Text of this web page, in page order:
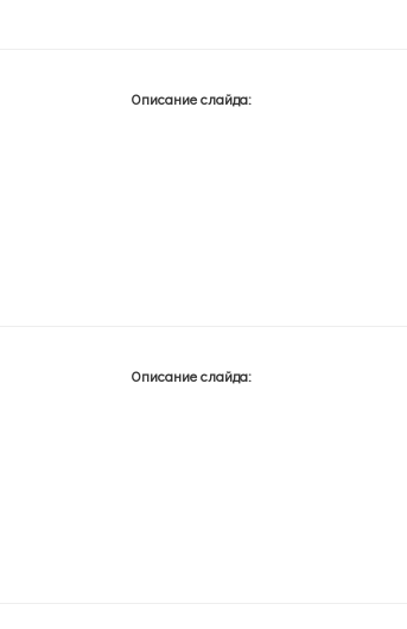
Описание слайда:
Описание слайда: